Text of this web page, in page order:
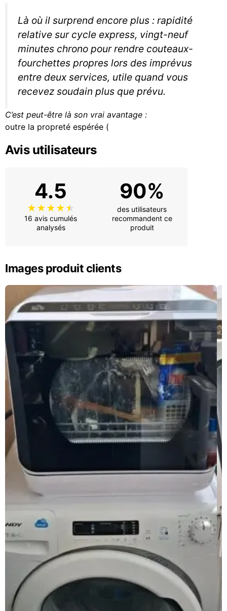
Là où il surprend encore plus : rapidité
relative sur cycle express, vingt-neuf
minutes chrono pour rendre couteaux-
fourchettes propres lors des imprévus
entre deux services, utile quand vous
recevez soudain plus que prévu.
C’est peut-être là son vrai avantage :
outre la propreté espérée (
Avis utilisateurs
4.5
16 avis cumulés
analysés
90%
des utilisateurs
recommandent ce
produit
Images produit clients